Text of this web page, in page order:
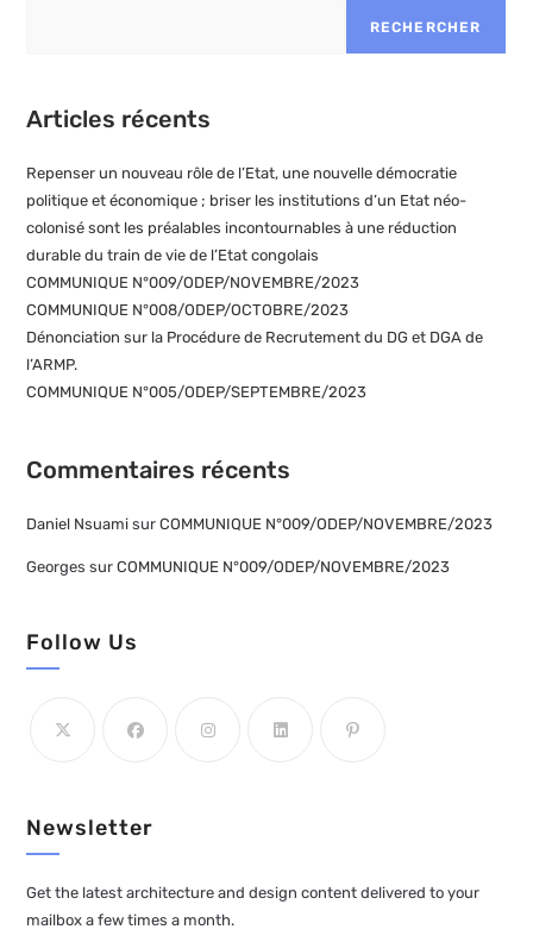
RECHERCHER
Articles récents
Repenser un nouveau rôle de l’Etat, une nouvelle démocratie
politique et économique ; briser les institutions d’un Etat néo-
colonisé sont les préalables incontournables à une réduction
durable du train de vie de l’Etat congolais
COMMUNIQUE N°009/ODEP/NOVEMBRE/2023
COMMUNIQUE N°008/ODEP/OCTOBRE/2023
Dénonciation sur la Procédure de Recrutement du DG et DGA de
l’ARMP.
COMMUNIQUE N°005/ODEP/SEPTEMBRE/2023
Commentaires récents
Daniel Nsuami surCOMMUNIQUE N°009/ODEP/NOVEMBRE/2023
Georges surCOMMUNIQUE N°009/ODEP/NOVEMBRE/2023
Follow Us
Newsletter
Get the latest architecture and design content delivered to your
mailbox a few times a month.